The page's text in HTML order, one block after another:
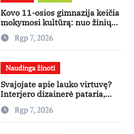
Kovo 11-osios gimnazija keičia
mokymosi kultūrą: nuo žinių
kaupimo – prie jų supratimo ir
taikymo
Rgp 7, 2026
Naudinga žinoti
Svajojate apie lauko virtuvę?
Interjero dizainerė pataria,
nuo ko pradėti
Rgp 7, 2026